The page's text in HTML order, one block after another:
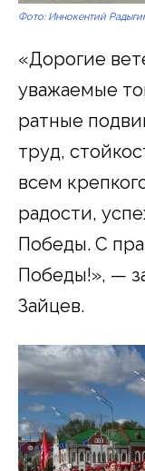
Фото: Иннокентий
«Дорогие
уважаемые
ратные
труд,
всем
радости,
Победы. С
Победы!», —
Зайцев.